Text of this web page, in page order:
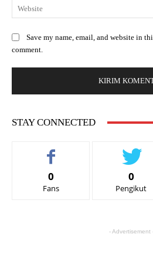
Save my name, email, and website in
comment.
STAY CONNECTED
0
Fans
0
Pengikut
- Advertisement